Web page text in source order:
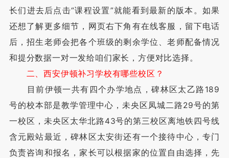
长们进去后点击“课程设置”就能看到最新的版本。如果
还想了解更多细节，网页右下角有在线客服，留下电话
后，招生老师会把各个班级的剩余学位、老师配备情况
和提分数据一对一发给咱们家长，方便对比选择。
二、西安伊顿补习学校有哪些校区？
目前伊顿一共有四个办学地点，碑林区太乙路189
号的校本部是教学管理中心，未央区凤城二路29号的第
一校区，未央区太华北路43号的第三校区离地铁四号线
含元殿站最近，碑林区太安街还有一个接待中心，专门
负责咨询和报名，家长可以根据家的位置自由选择，先